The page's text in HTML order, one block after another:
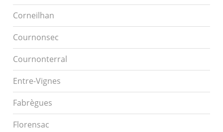
Corneilhan
Cournonsec
Cournonterral
Entre-Vignes
Fabrègues
Florensac